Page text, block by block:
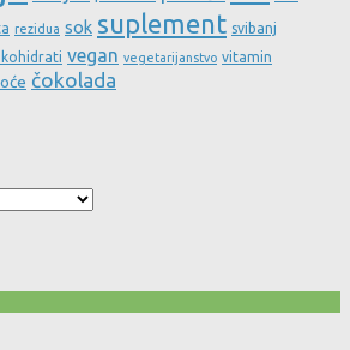
rezidua sok suplement svibanj
vegan vegetarijanstvo vitamin
čokolada